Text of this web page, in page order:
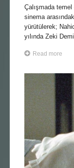
Çalışmada
sinema
yürütülerek;
yılında Zeki
Read more